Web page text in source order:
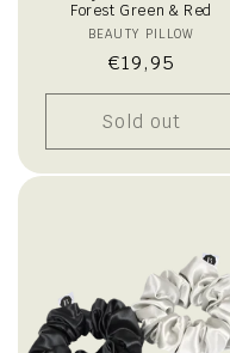
Forest Green & Red
Vendor:
BEAUTY PILLOW
Regular
price
€19,95
Sold out